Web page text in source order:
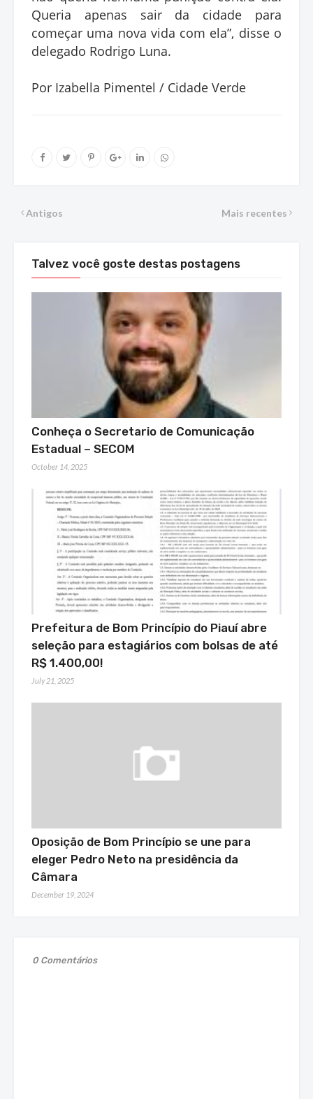
Queria apenas sair da cidade para
começar uma nova vida com ela”, disse o
delegado Rodrigo Luna.
Por Izabella Pimentel / Cidade Verde
Mais recentes
Antigos
Talvez você goste destas postagens
Conheça o Secretario de Comunicação
Estadual – SECOM
October 14, 2025
Prefeitura de Bom Princípio do Piauí abre
seleção para estagiários com bolsas de até
R$ 1.400,00!
July 21, 2025
Oposição de Bom Princípio se une para
eleger Pedro Neto na presidência da
Câmara
December 19, 2024
0 Comentários